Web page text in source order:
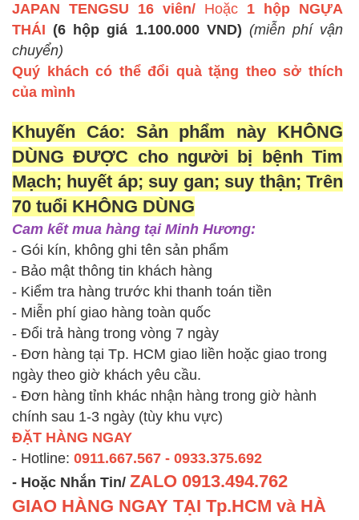
JAPAN TENGSU 16 viên/ Hoặc 1 hộp NGỰA
THÁI (6 hộp giá 1.100.000 VND) (miễn phí vận
chuyển)
Quý khách có thể đổi quà tặng theo sở thích
của mình
Khuyến Cáo: Sản phẩm này KHÔNG
DÙNG ĐƯỢC cho người bị bệnh Tim
Mạch; huyết áp; suy gan; suy thận; Trên
70 tuổi KHÔNG DÙNG
Cam kết mua hàng tại Minh Hương:
- Gói kín, không ghi tên sản phẩm
- Bảo mật thông tin khách hàng
- Kiểm tra hàng trước khi thanh toán tiền
- Miễn phí giao hàng toàn quốc
- Đổi trả hàng trong vòng 7 ngày
- Đơn hàng tại Tp. HCM giao liền hoặc giao trong
ngày theo giờ khách yêu cầu.
- Đơn hàng tỉnh khác nhận hàng trong giờ hành
chính sau 1-3 ngày (tùy khu vực)
ĐẶT HÀNG NGAY
- Hotline: 0911.667.567 - 0933.375.692
- Hoặc Nhắn Tin/ ZALO 0913.494.762
GIAO HÀNG NGAY TẠI Tp.HCM và HÀ